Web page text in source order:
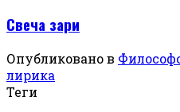
Свеча зари
Опубликовано в
лирика
Теги